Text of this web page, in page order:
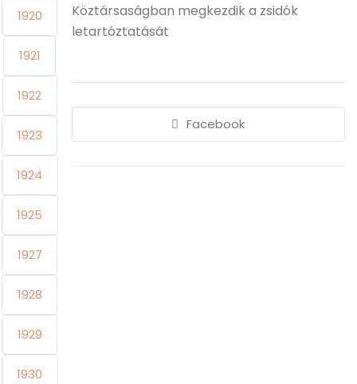
1920
1921
1922
1923
1924
1925
1927
1928
1929
1930
Köztársaságban megkezdik a zsidók
letartóztatását
Facebook